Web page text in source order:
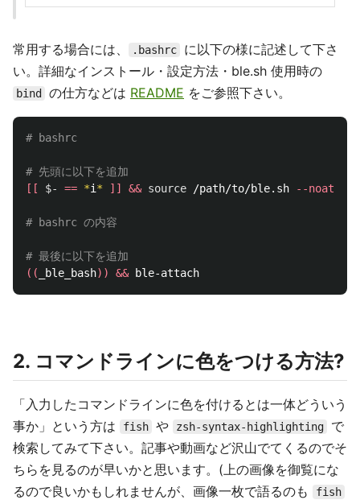
常用する場合には、 .bashrc
に以下の様に記述して下さ
い。詳細なインストール・設定方法・ble.sh 使用時の
bind の仕方などは README をご参照下さい。
# bashrc
# 先頭に以下を追加
[[
$- == *i * ]] && source /path/to/ble.sh --noattach
# bashrc の内容
# 最後に以下を追加
((
_ble_bash)) &&
2. コマンドラインに色をつける方法?
「入力したコマンドラインに色を付けるとは一体どういう
事か」という方は
fish や zsh-syntax-highlighting
で
検索してみて下さい。記事や動画など沢山でてくるのでそ
ちらを見るのが早いかと思います。(上の画像を御覧にな
るので良いかもしれませんが、画像一枚で語るのも
fish